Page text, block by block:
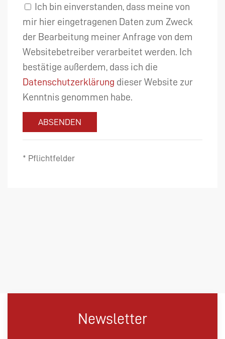
Ich bin einverstanden, dass meine von
mir hier eingetragenen Daten zum Zweck
der Bearbeitung meiner Anfrage von dem
Websitebetreiber verarbeitet werden. Ich
bestätige außerdem, dass ich die
Datenschutzerklärung dieser Website zur
Kenntnis genommen habe.
ABSENDEN
* Pflichtfelder
Newsletter